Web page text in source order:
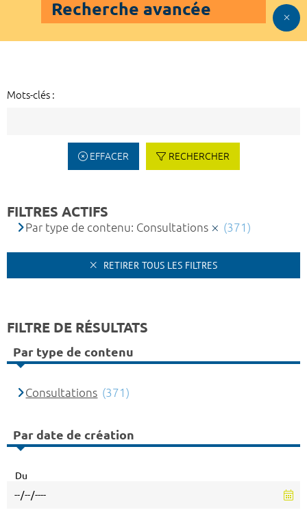
Recherche avancée
Mots-clés :
EFFACER RECHERCHER
FILTRES ACTIFS
Par type de contenu: Consultations (371)
RETIRER TOUS LES FILTRES
FILTRE DE RÉSULTATS
Par type de contenu
Consultations (371)
Par date de création
Du